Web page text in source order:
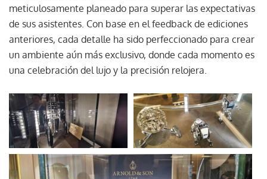
meticulosamente planeado para superar las expectativas
de sus asistentes. Con base en el feedback de ediciones
anteriores, cada detalle ha sido perfeccionado para crear
un ambiente aún más exclusivo, donde cada momento es
una celebración del lujo y la precisión relojera.